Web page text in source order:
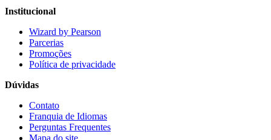
Institucional
Wizard by Pearson
Parcerias
Promoções
Política de privacidade
Dúvidas
Contato
Franquia de Idiomas
Perguntas Frequentes
Mapa do site